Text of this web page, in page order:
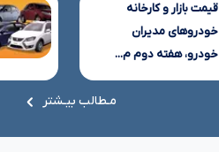
قیمت بازار و کارخانه
خودروهای مدیران
خودرو، هفته دوم م...
مـطالب بیـشتر